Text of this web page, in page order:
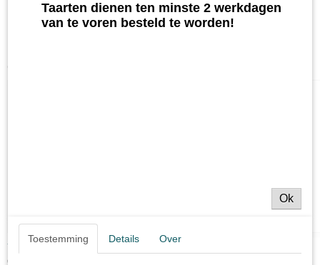
Tompouce
€ 3,25
Taarten dienen ten minste 2 werkdagen
van te voren besteld te worden!
Ok
Toestemming Details Over